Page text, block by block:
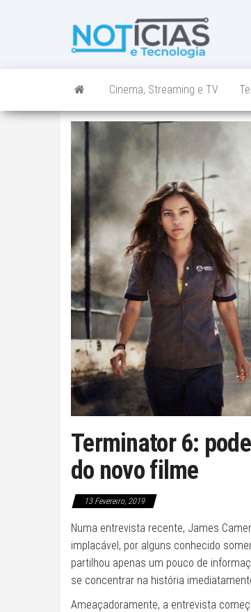
num só
Cinema, Streaming e TV
Terminator 6:
do novo filme
13 Fevereiro, 2019
Numa entrevista recente, James
implacável, por alguns conhecido
partilhou apenas um pouco de
se concentrar na história
Ameaçadoramente, a entrevista